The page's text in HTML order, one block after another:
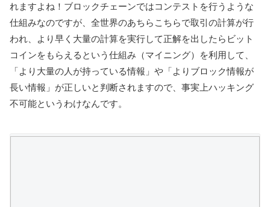
れますよね！ブロックチェーンではコンテストを行うような
仕組みなのですが、全世界のあちらこちらで取引の計算が行
われ、より早く大量の計算を実行して正解を出したらビット
コインをもらえるという仕組み（マイニング）を利用して、
「より大量の人が持っている情報」や「よりブロック情報が
長い情報」が正しいと判断されますので、事実上ハッキング
不可能というわけなんです。